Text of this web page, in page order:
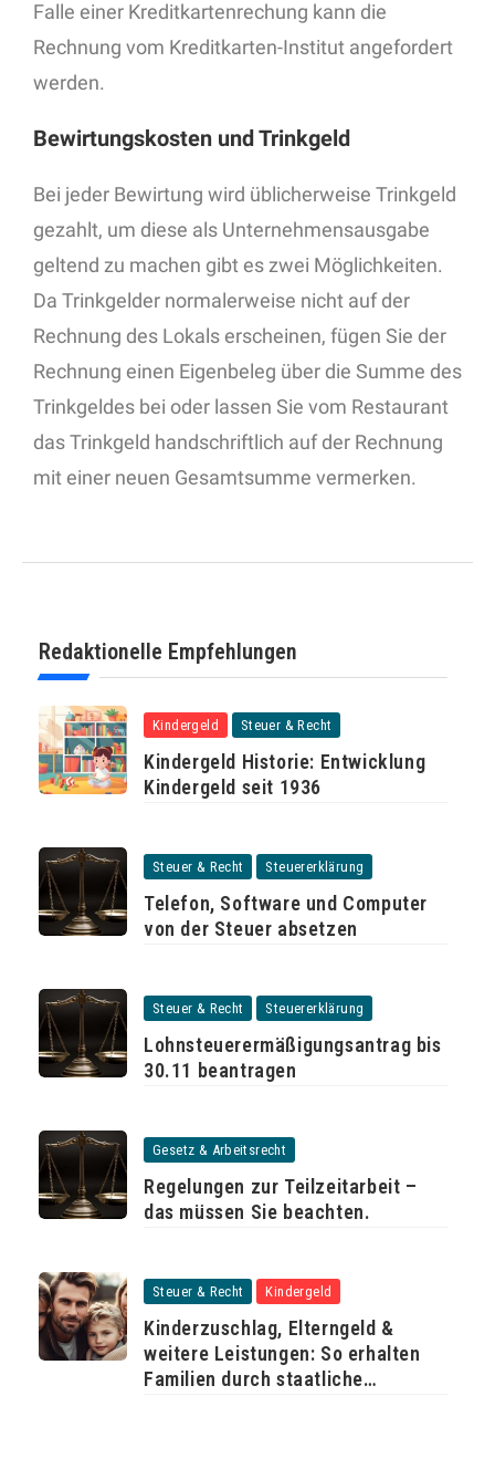
Falle einer Kreditkartenrechung kann die
Rechnung vom Kreditkarten-Institut angefordert
werden.
Bewirtungskosten und Trinkgeld
Bei jeder Bewirtung wird üblicherweise Trinkgeld
gezahlt, um diese als Unternehmensausgabe
geltend zu machen gibt es zwei Möglichkeiten.
Da Trinkgelder normalerweise nicht auf der
Rechnung des Lokals erscheinen, fügen Sie der
Rechnung einen Eigenbeleg über die Summe des
Trinkgeldes bei oder lassen Sie vom Restaurant
das Trinkgeld handschriftlich auf der Rechnung
mit einer neuen Gesamtsumme vermerken.
Redaktionelle Empfehlungen
Kindergeld Steuer & Recht
Kindergeld Historie: Entwicklung
Kindergeld seit 1936
Steuer & Recht Steuererklärung
Telefon, Software und Computer
von der Steuer absetzen
Steuer & Recht Steuererklärung
Lohnsteuerermäßigungsantrag bis
30.11 beantragen
Gesetz & Arbeitsrecht
Regelungen zur Teilzeitarbeit –
das müssen Sie beachten.
Steuer & Recht Kindergeld
Kinderzuschlag, Elterngeld &
weitere Leistungen: So erhalten
Familien durch staatliche